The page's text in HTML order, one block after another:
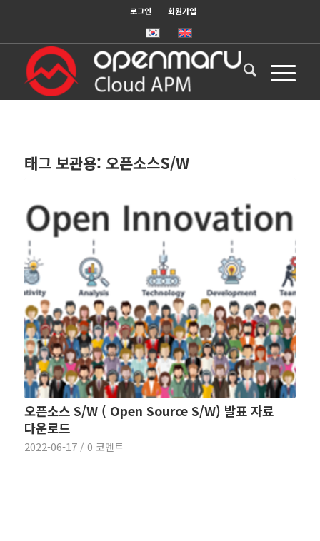
로그인 회원가입
태그 보관용: 오픈소스S/W
오픈소스 S/W ( Open Source S/W) 발표 자료
다운로드
2022-06-17 / 0 코멘트